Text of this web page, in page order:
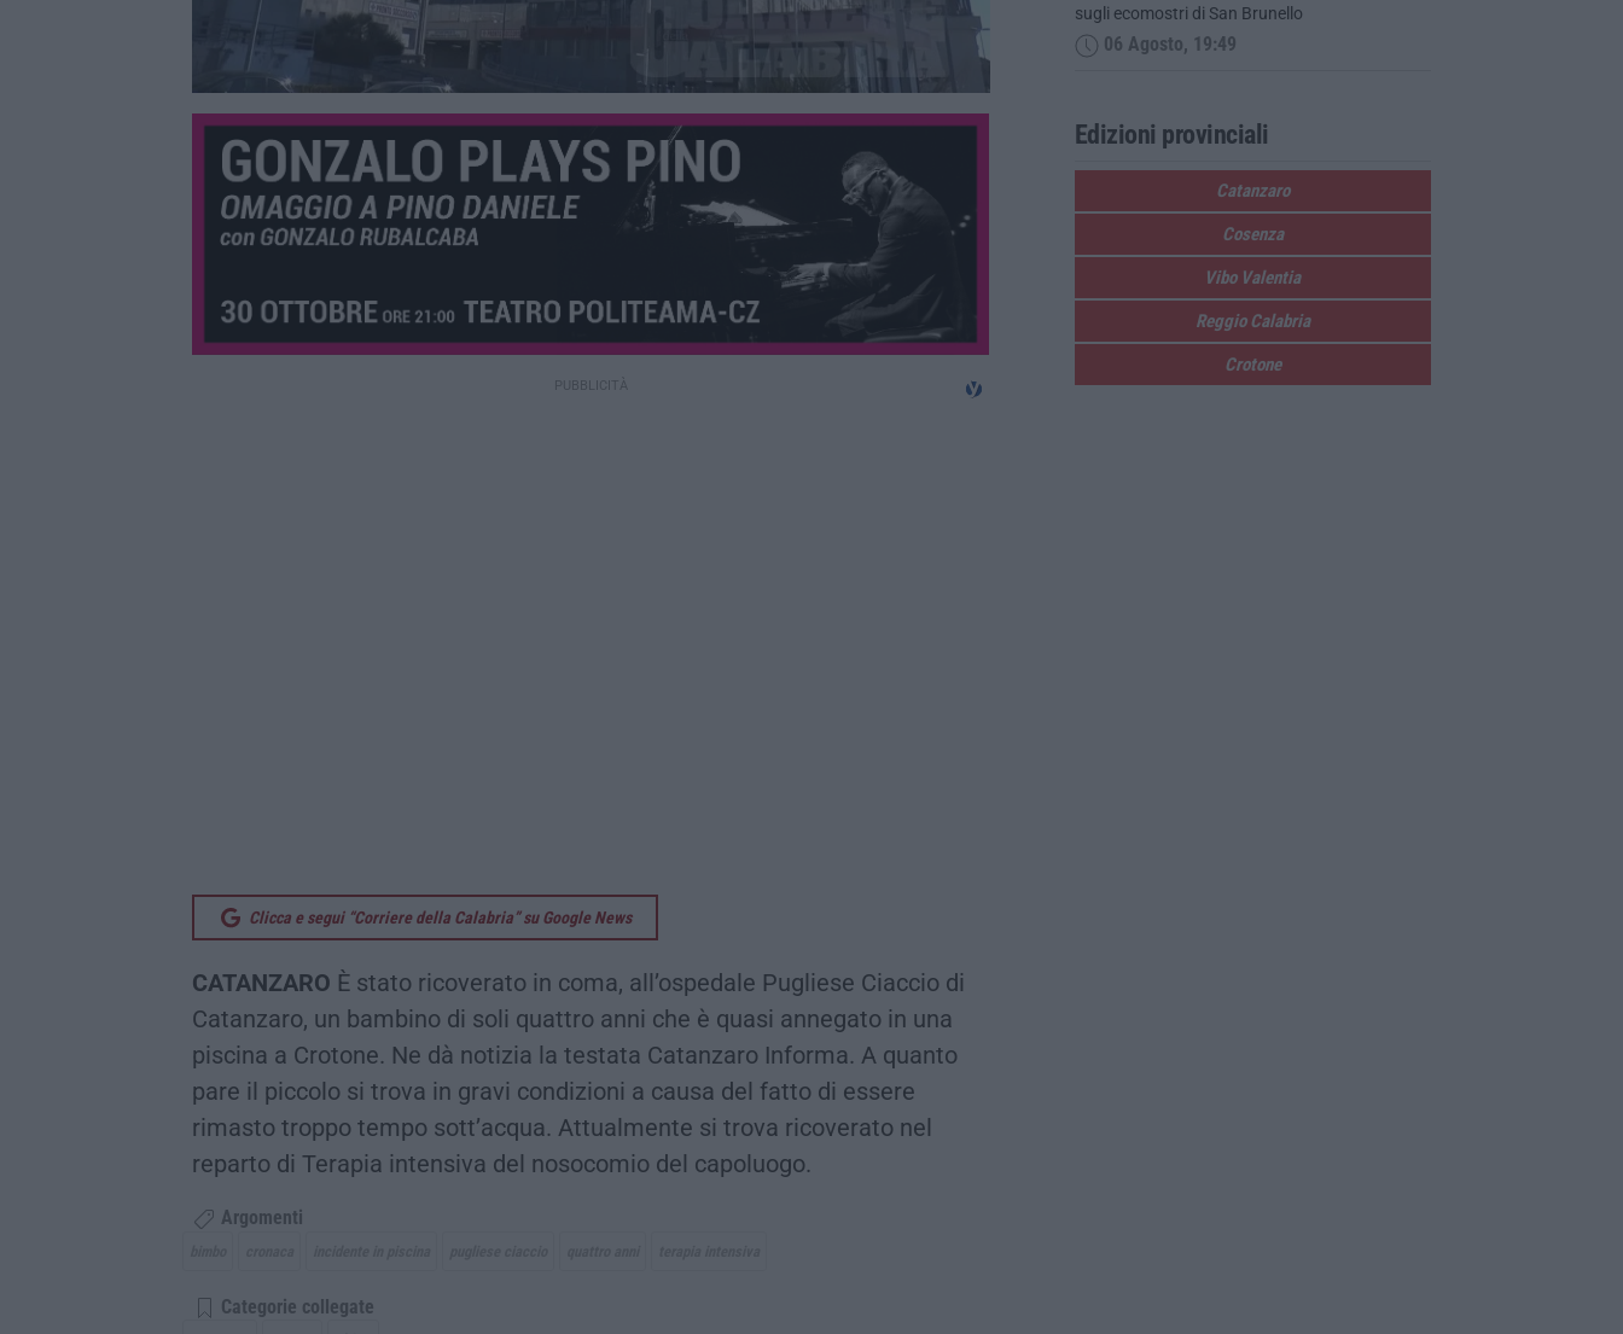
Clicca e segui “Corriere della Calabria” su Google News
CATANZARO È stato ricoverato in coma, all’ospedale Pugliese Ciaccio di
Catanzaro, un bambino di soli quattro anni che è quasi annegato in una
piscina a Crotone. Ne dà notizia la testata Catanzaro Informa. A quanto
pare il piccolo si trova in gravi condizioni a causa del fatto di essere
rimasto troppo tempo sott’acqua. Attualmente si trova ricoverato nel
reparto di Terapia intensiva del nosocomio del capoluogo.
Argomenti
Categorie collegate
sugli ecomostri di San Brunello
06 Agosto, 19:49
Edizioni provinciali
Catanzaro
Cosenza
Vibo Valentia
Reggio Calabria
Crotone